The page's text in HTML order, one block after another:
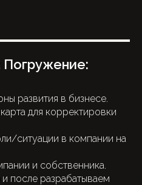
Погружение:
развития в бизнесе.
для корректировки
ситуации в компании на
и собственника.
после разрабатываем